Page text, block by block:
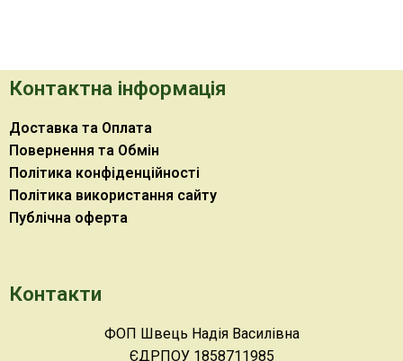
Контактна інформація
Доставка та Оплата
Повернення та Обмін
Політика конфіденційності
Політика використання сайту
Публічна оферта
Контакти
ФОП Швець Надія Василівна
ЄДРПОУ 1858711985